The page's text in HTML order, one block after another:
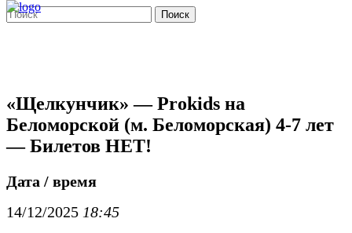
Поиск
«Щелкунчик» — Prokids на
Беломорской (м. Беломорская) 4-7 лет
— Билетов НЕТ!
Дата / время
14/12/2025 18:45